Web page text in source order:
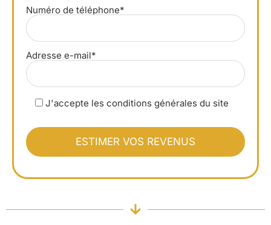
Numéro de téléphone*
Adresse e-mail*
J'accepte les conditions générales du site